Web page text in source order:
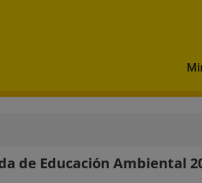
de Educación Ambiental